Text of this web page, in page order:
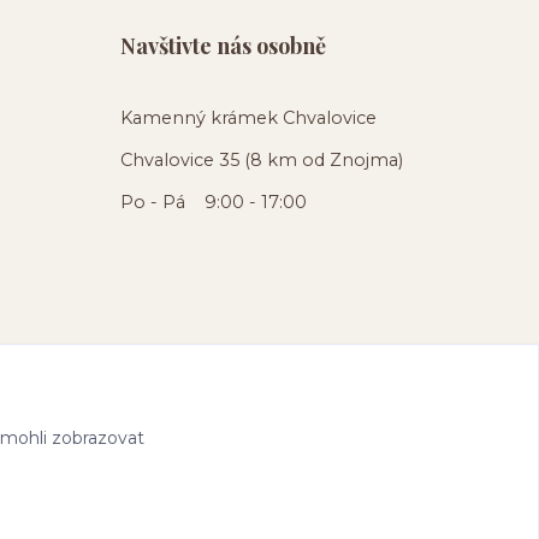
Navštivte nás osobně
Kamenný krámek Chvalovice
Chvalovice 35 (8 km od Znojma)
Po - Pá 9:00 - 17:00
zobrazovat